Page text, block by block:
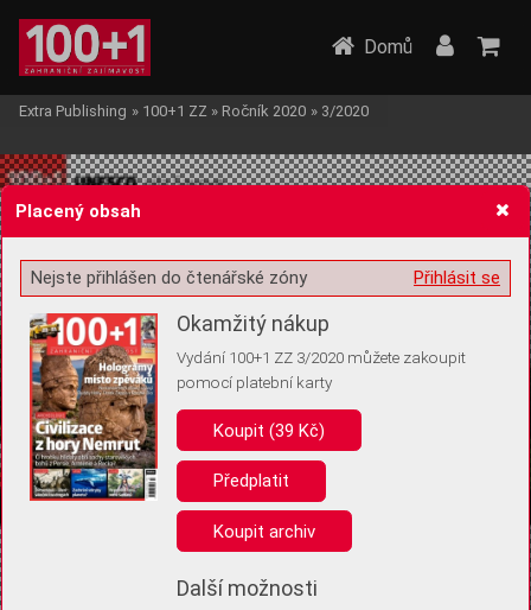
Žádost o souhlas s ukládáním volitelných informací
Pro základní fungování webu nepotřebujeme ukládat žádné informace
(tzv. cookies apod.). Rádi bychom vás ale požádali o souhlas s
uložením volitelných informací:
Anonymní unikátní ID
Díky němu příště poznáme, že se jedná o stejné zařízení, a
Identifikátor je zcela anonymní.
Domů
Extra Publishing » 100+1 ZZ » Ročník 2020 » 3/2020
Placený obsah
Přihlásit se
Nejste přihlášen do čtenářské zóny
Okamžitý nákup
Vydání 100+1 ZZ 3/2020 můžete zakoupit
pomocí platební karty
Koupit (39 Kč)
Předplatit
Koupit archiv
Další možnosti